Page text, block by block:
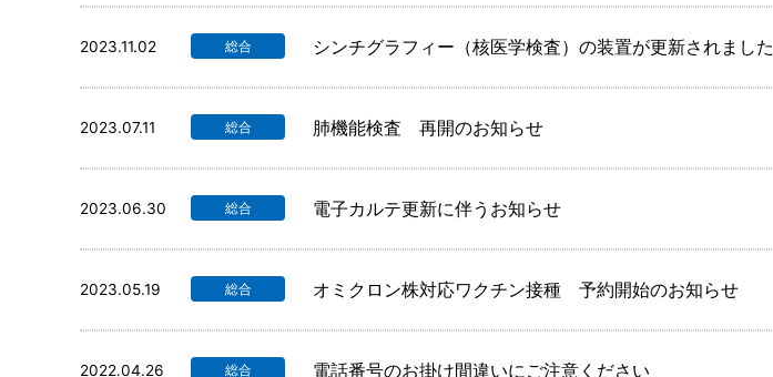
2023.11.02 総合 シンチグラフィー（核医学検査）の装置が更新されました
2023.07.11 総合 肺機能検査 再開のお知らせ
2023.06.30 総合 電子カルテ更新に伴うお知らせ
2023.05.19 総合 オミクロン株対応ワクチン接種 予約開始のお知らせ
2022.04.26 総合 電話番号のお掛け間違いにご注意ください